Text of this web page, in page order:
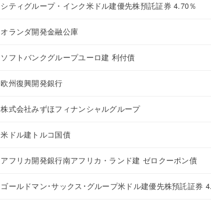
シティグループ・インク米ドル建優先株預託証券 4.70％
オランダ開発金融公庫
ソフトバンクグループユーロ建 利付債
欧州復興開発銀行
株式会社みずほフィナンシャルグループ
米ドル建トルコ国債
アフリカ開発銀行南アフリカ・ランド建 ゼロクーポン債
ゴールドマン･サックス･グループ米ドル建優先株預託証券